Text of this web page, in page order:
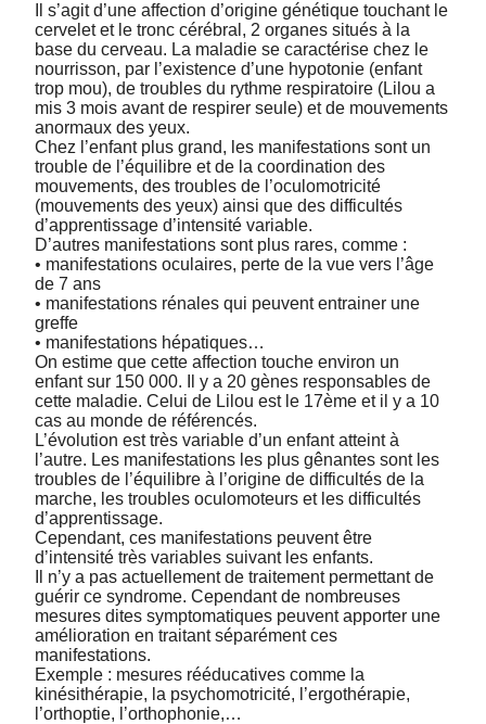
Il s’agit d’une affection d’origine génétique touchant le
cervelet et le tronc cérébral, 2 organes situés à la
base du cerveau. La maladie se caractérise chez le
nourrisson, par l’existence d’une hypotonie (enfant
trop mou), de troubles du rythme respiratoire (Lilou a
mis 3 mois avant de respirer seule) et de mouvements
anormaux des yeux.
Chez l’enfant plus grand, les manifestations sont un
trouble de l’équilibre et de la coordination des
mouvements, des troubles de l’oculomotricité
(mouvements des yeux) ainsi que des difficultés
d’apprentissage d’intensité variable.
D’autres manifestations sont plus rares, comme :
• manifestations oculaires, perte de la vue vers l’âge
de 7 ans
• manifestations rénales qui peuvent entrainer une
greffe
• manifestations hépatiques…
On estime que cette affection touche environ un
enfant sur 150 000. Il y a 20 gènes responsables de
cette maladie. Celui de Lilou est le 17ème et il y a 10
cas au monde de référencés.
L’évolution est très variable d’un enfant atteint à
l’autre. Les manifestations les plus gênantes sont les
troubles de l’équilibre à l’origine de difficultés de la
marche, les troubles oculomoteurs et les difficultés
d’apprentissage.
Cependant, ces manifestations peuvent être
d’intensité très variables suivant les enfants.
Il n’y a pas actuellement de traitement permettant de
guérir ce syndrome. Cependant de nombreuses
mesures dites symptomatiques peuvent apporter une
amélioration en traitant séparément ces
manifestations.
Exemple : mesures rééducatives comme la
kinésithérapie, la psychomotricité, l’ergothérapie,
l’orthoptie, l’orthophonie,…